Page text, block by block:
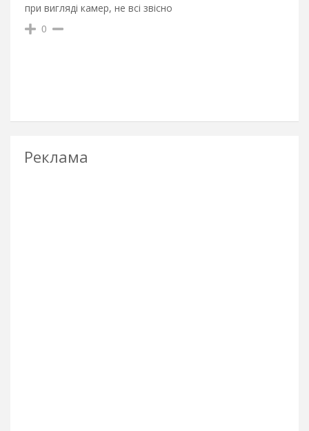
при вигляді камер, не всі звісно
0
Реклама